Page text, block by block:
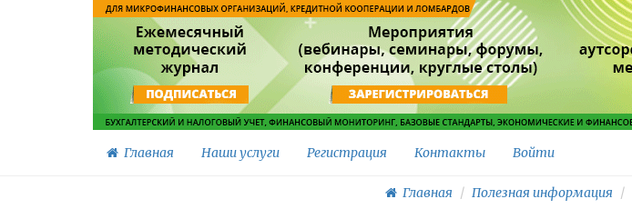
Главная Наши услуги Регистрация Контакты Войти
Главная Полезная информация